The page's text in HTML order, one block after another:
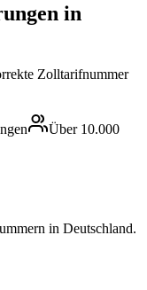
in
Zolltarifnummer
Über 10.000
in Deutschland.